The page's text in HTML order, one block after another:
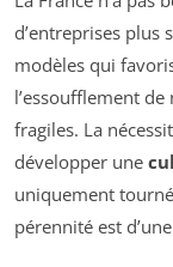
d’entreprises plus
modèles qui
l’essoufflement
fragiles. La
développer une
uniquement
pérennité est